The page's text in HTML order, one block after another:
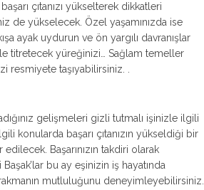
çıtanızı yükselterek dikkatleri
de yükselecek. Özel yaşamınızda ise
ayak uydurun ve ön yargılı davranışlar
titretecek yüreğinizi… Sağlam temeller
resmiyete taşıyabilirsiniz. .
gelişmeleri gizli tutmalı işinizle ilgili
konularda başarı çıtanızın yükseldiği bir
Başarınızın takdiri olarak
bu ay eşinizin iş hayatında
mutluluğunu deneyimleyebilirsiniz.